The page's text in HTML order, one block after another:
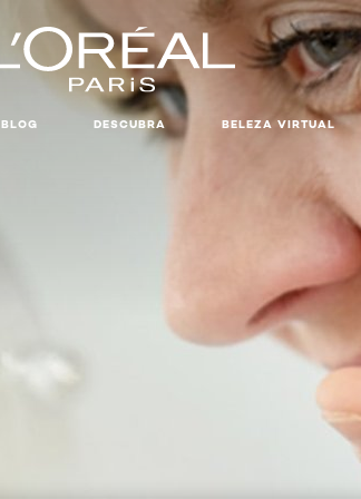
BLOG DESCUBRA BELEZA VIRTUAL